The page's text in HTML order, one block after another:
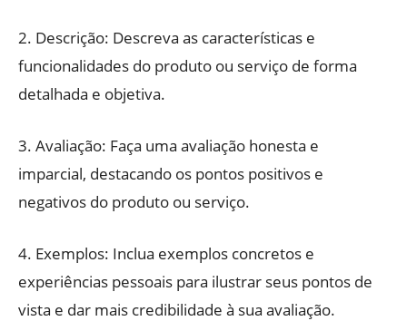
2. Descrição: Descreva as características e
funcionalidades do produto ou serviço de forma
detalhada e objetiva.
3. Avaliação: Faça uma avaliação honesta e
imparcial, destacando os pontos positivos e
negativos do produto ou serviço.
4. Exemplos: Inclua exemplos concretos e
experiências pessoais para ilustrar seus pontos de
vista e dar mais credibilidade à sua avaliação.